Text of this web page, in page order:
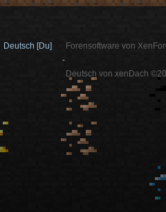
Deutsch [Du]
Forensoftware von
-
Deutsch von xenDach